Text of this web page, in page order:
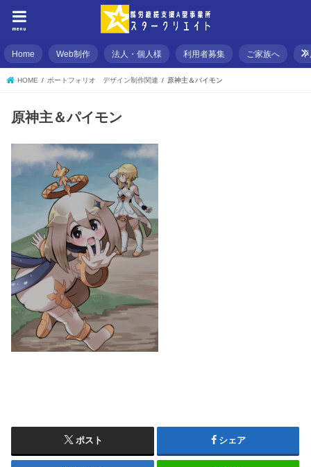
menu
Home Web制作 法人・個人様 利用者募集 ご家族へ
HOME ポートフォリオ デザイン制作関連 原神主＆パイモン
原神主＆パイモン
ポスト シェア